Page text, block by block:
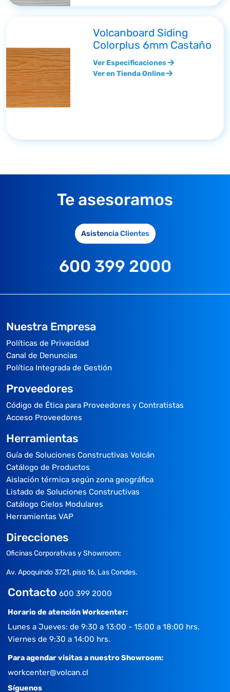
Volcanboard Siding
Colorplus 6mm Castaño
Ver Especificaciones
Ver en Tienda Online
Te asesoramos
Asistencia Clientes
600 399 2000
Nuestra Empresa
Políticas de Privacidad
Canal de Denuncias
Política Integrada de Gestión
Proveedores
Código de Ética para Proveedores y Contratistas
Acceso Proveedores
Herramientas
Guía de Soluciones Constructivas Volcán
Catálogo de Productos
Aislación térmica según zona geográfica
Listado de Soluciones Constructivas
Catálogo Cielos Modulares
Herramientas VAP
Direcciones
Oficinas Corporativas y Showroom:
Av. Apoquindo 3721, piso 16, Las Condes.
Contacto 600 399 2000
Horario de atención Workcenter:
Lunes a Jueves: de 9:30 a 13:00 - 15:00 a 18:00 hrs.
Viernes de 9:30 a 14:00 hrs.
Para agendar visitas a nuestro Showroom:
workcenter@volcan.cl
Síguenos